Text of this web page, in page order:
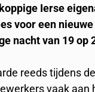
Ierse
voor een
nacht van 19 op
reeds tijdens
vaak